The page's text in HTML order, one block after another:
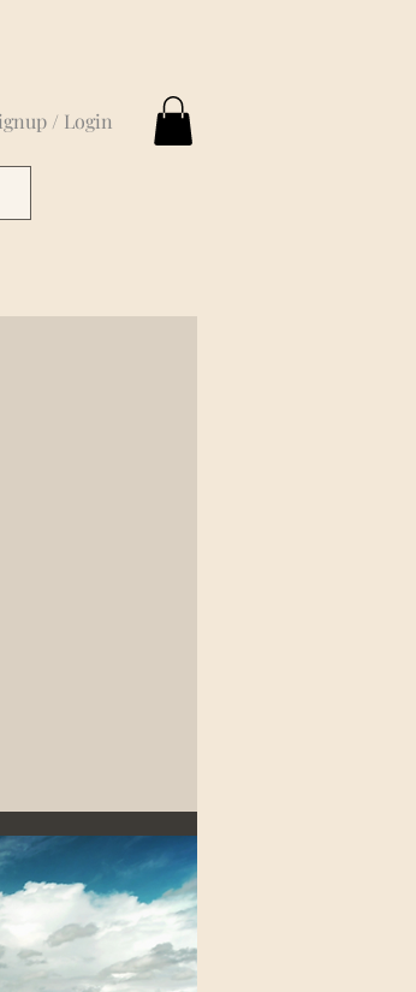
/ Login